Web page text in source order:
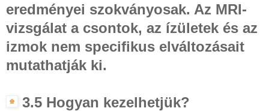
eredményei szokványosak. Az MRI-
vizsgálat a csontok, az ízületek és az
izmok nem specifikus elváltozásait
mutathatják ki.
3.5 Hogyan kezelhetjük?